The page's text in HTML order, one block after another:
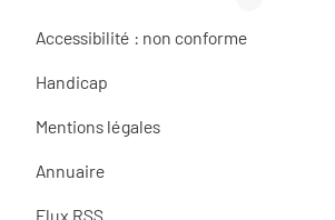
Accessibilité : non conforme
Handicap
Mentions légales
Annuaire
Flux RSS